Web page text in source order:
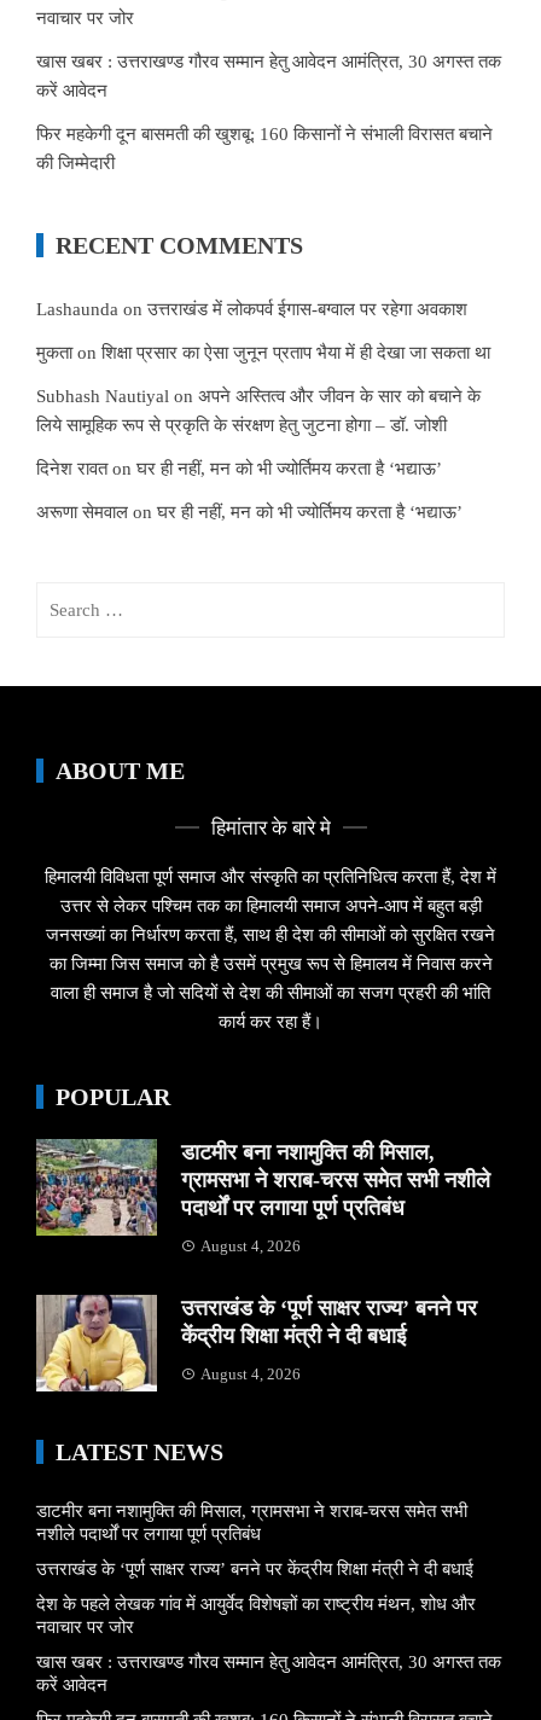
नवाचार पर जोर
खास खबर : उत्तराखण्ड गौरव सम्मान हेतु आवेदन आमंत्रित, 30 अगस्त तक
करें आवेदन
फिर महकेगी दून बासमती की खुशबू: 160 किसानों ने संभाली विरासत बचाने
की जिम्मेदारी
RECENT COMMENTS
Lashaunda onउत्तराखंड में लोकपर्व ईगास-बग्वाल पर रहेगा अवकाश
मुकताonशिक्षा प्रसार का ऐसा जुनून प्रताप भैया में ही देखा जा सकता था
Subhash Nautiyal on अपने अस्तित्व और जीवन के सार को बचाने के
लिये सामूहिक रूप से प्रकृति के संरक्षण हेतु जुटना होगा – डॉ. जोशी
दिनेश रावतonघर ही नहीं, मन को भी ज्योर्तिमय करता है ‘भद्याऊ’
अरूणा सेमवाल onघर ही नहीं, मन को भी ज्योर्तिमय करता है ‘भद्याऊ’
ABOUT ME
हिमांतार के बारे मे
हिमालयी विविधता पूर्ण समाज और संस्कृति का प्रतिनिधित्व करता हैं, देश में
उत्तर से लेकर पश्चिम तक का हिमालयी समाज अपने-आप में बहुत बड़ी
जनसख्यां का निर्धारण करता हैं, साथ ही देश की सीमाओं को सुरक्षित रखने
का जिम्मा जिस समाज को है उसमें प्रमुख रूप से हिमालय में निवास करने
वाला ही समाज है जो सदियों से देश की सीमाओं का सजग प्रहरी की भांति
कार्य कर रहा हैं।
POPULAR
डाटमीर बना नशामुक्ति की मिसाल,
ग्रामसभा ने शराब-चरस समेत सभी नशीले
पदार्थों पर लगाया पूर्ण प्रतिबंध
August 4, 2026
उत्तराखंड के ‘पूर्ण साक्षर राज्य’ बनने पर
केंद्रीय शिक्षा मंत्री ने दी बधाई
August 4, 2026
LATEST NEWS
डाटमीर बना नशामुक्ति की मिसाल, ग्रामसभा ने शराब-चरस समेत सभी
नशीले पदार्थों पर लगाया पूर्ण प्रतिबंध
उत्तराखंड के ‘पूर्ण साक्षर राज्य’ बनने पर केंद्रीय शिक्षा मंत्री ने दी बधाई
देश के पहले लेखक गांव में आयुर्वेद विशेषज्ञों का राष्ट्रीय मंथन, शोध और
नवाचार पर जोर
खास खबर : उत्तराखण्ड गौरव सम्मान हेतु आवेदन आमंत्रित, 30 अगस्त तक
करें आवेदन